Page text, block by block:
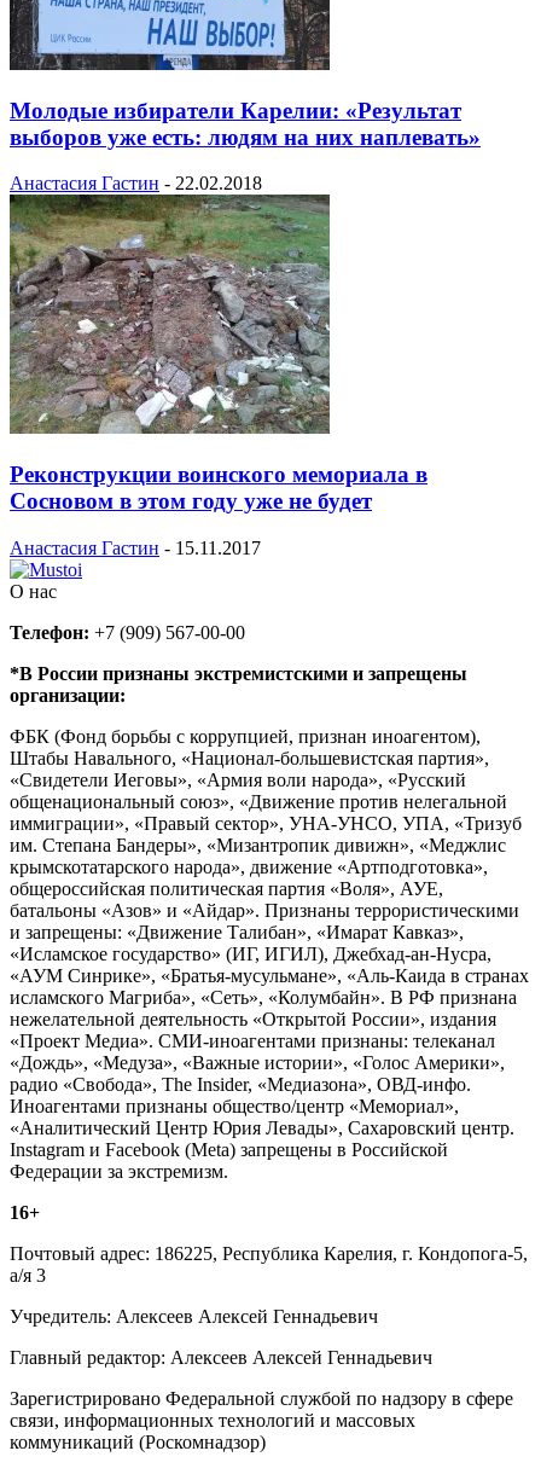
Молодые избиратели Карелии: «Результат
выборов уже есть: людям на них наплевать»
Анастасия Гастин - 22.02.2018
Реконструкции воинского мемориала в
Сосновом в этом году уже не будет
Анастасия Гастин - 15.11.2017
О нас
Телефон: +7 (909) 567-00-00
*В России признаны экстремистскими и запрещены
организации:
ФБК (Фонд борьбы с коррупцией, признан иноагентом),
Штабы Навального, «Национал-большевистская партия»,
«Свидетели Иеговы», «Армия воли народа», «Русский
общенациональный союз», «Движение против нелегальной
иммиграции», «Правый сектор», УНА-УНСО, УПА, «Тризуб
им. Степана Бандеры», «Мизантропик дивижн», «Меджлис
крымскотатарского народа», движение «Артподготовка»,
общероссийская политическая партия «Воля», АУЕ,
батальоны «Азов» и «Айдар». Признаны террористическими
и запрещены: «Движение Талибан», «Имарат Кавказ»,
«Исламское государство» (ИГ, ИГИЛ), Джебхад-ан-Нусра,
«АУМ Синрике», «Братья-мусульмане», «Аль-Каида в странах
исламского Магриба», «Сеть», «Колумбайн». В РФ признана
нежелательной деятельность «Открытой России», издания
«Проект Медиа». СМИ-иноагентами признаны: телеканал
«Дождь», «Медуза», «Важные истории», «Голос Америки»,
радио «Свобода», The Insider, «Медиазона», ОВД-инфо.
Иноагентами признаны общество/центр «Мемориал»,
«Аналитический Центр Юрия Левады», Сахаровский центр.
Instagram и Facebook (Metа) запрещены в Российской
Федерации за экстремизм.
16+
Почтовый адрес: 186225, Республика Карелия, г. Кондопога-5,
а/я 3
Учредитель: Алексеев Алексей Геннадьевич
Главный редактор: Алексеев Алексей Геннадьевич
Зарегистрировано Федеральной службой по надзору в сфере
связи, информационных технологий и массовых
коммуникаций (Роскомнадзор)